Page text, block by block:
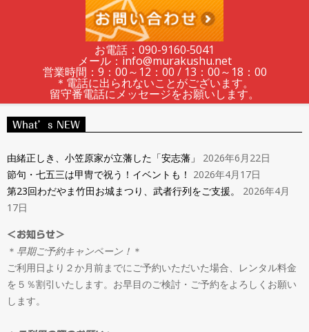
レ
ン
タ
ル
＆
オ
ー
お電話：090-9160‐5041
メール：info@murakushu.net
営業時間：9：00～12：00 / 13：00～18：00
＊電話に出られないことがございます。
留守番電話にメッセージをお願いします。
Navigation
What’s NEW
由緒正しき、小笠原家が立藩した「安志藩」
2026年6月22日
節句・七五三は甲冑で祝う！イベントも！ 2026年4月17日
第23回わだやま竹田お城まつり、武者行列をご支援。
2026年4月
17日
＜お知らせ＞
＊ 早期ご予約キャンペーン！ ＊
ご利用日より２か月前までにご予約いただいた場合、レンタル料金
を５％割引いたします。お早目のご検討・ご予約をよろしくお願い
します。